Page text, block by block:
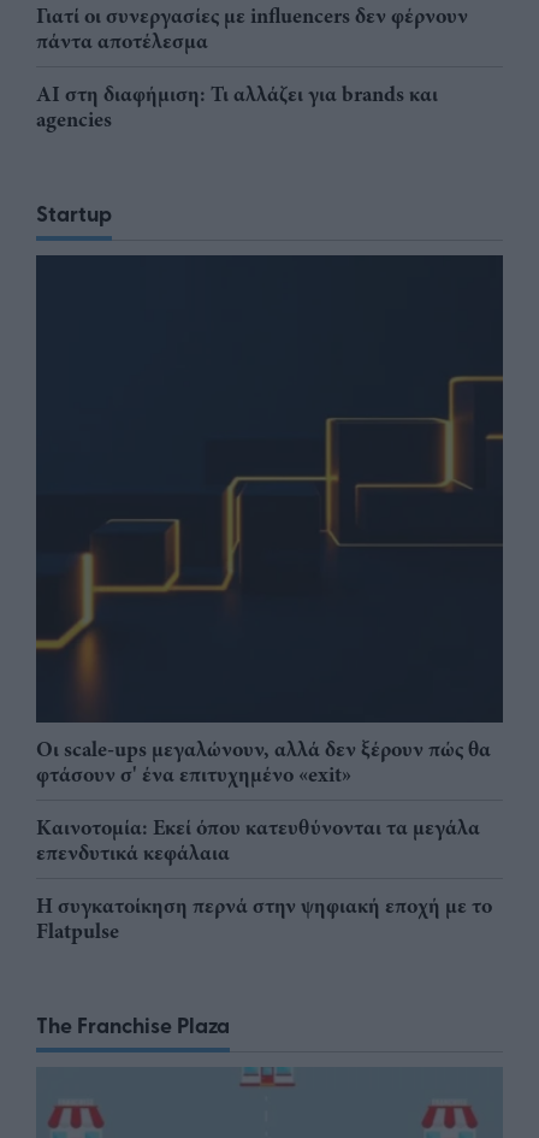
Γιατί οι συνεργασίες με influencers δεν φέρνουν
πάντα αποτέλεσμα
AI στη διαφήμιση: Τι αλλάζει για brands και
agencies
Startup
Οι scale-ups μεγαλώνουν, αλλά δεν ξέρουν πώς θα
φτάσουν σ' ένα επιτυχημένο «exit»
Καινοτομία: Εκεί όπου κατευθύνονται τα μεγάλα
επενδυτικά κεφάλαια
Η συγκατοίκηση περνά στην ψηφιακή εποχή με το
Flatpulse
The Franchise Plaza